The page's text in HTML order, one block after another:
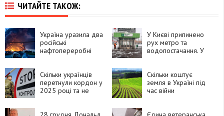
ЧИТАЙТЕ ТАКОЖ:
Україна уразила два
російські
нафтопереробні
У Києві припинено
рух метро та
водопостачання. У
запроваджено
аварійні
відключення
Скільки українців
перетнули кордон у
2025 році та не
Скільки коштує
земля в Україні під
час війни